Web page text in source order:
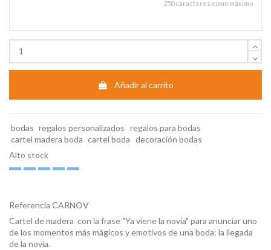
250 caracteres como máximo
Añadir al carrito
bodas regalos personalizados regalos para bodas
cartel madera boda cartel boda decoración bodas
Alto stock
Referencia CARNOV
Cartel de madera con la frase "Ya viene la novia" para anunciar uno
de los momentos más mágicos y emotivos de una boda: la llegada
de la novia.